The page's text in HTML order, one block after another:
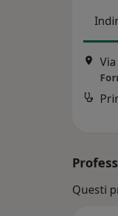
Questi